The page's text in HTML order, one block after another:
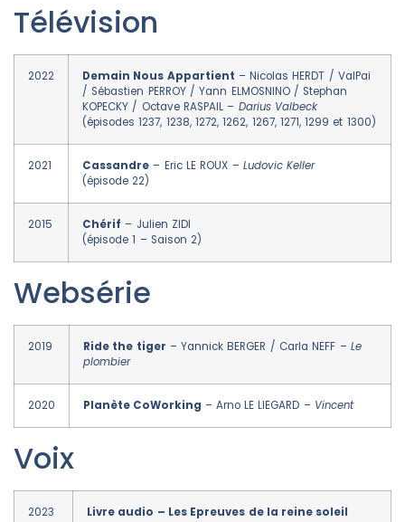
Télévision
2022 Demain Nous Appartient – Nicolas HERDT / ValPai
/ Sébastien PERROY / Yann ELMOSNINO / Stephan
KOPECKY / Octave RASPAIL – Darius Valbeck
(épisodes 1237, 1238, 1272, 1262, 1267, 1271, 1299 et 1300)
2021 Cassandre – Eric LE ROUX – Ludovic Keller
(épisode 22)
2015 Chérif – Julien ZIDI
(épisode 1 – Saison 2)
Websérie
2019 Ride the tiger – Yannick BERGER / Carla NEFF – Le
plombier
2020 Planète CoWorking – Arno LE LIEGARD – Vincent
Voix
2023 Livre audio – Les Epreuves de la reine soleil